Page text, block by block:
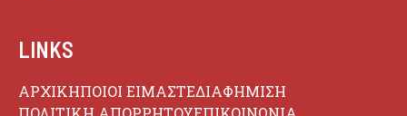
LINKS
ΑΡΧΙΚΗΠΟΙΟΙ ΕΙΜΑΣΤΕΔΙΑΦΗΜΙΣΗ